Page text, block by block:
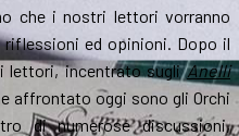
che i nostri lettori vorranno
ed opinioni. Dopo il
lettori, incentrato sugliAnelli
affrontato oggi sono gli Orchi
di numerose discussioni,